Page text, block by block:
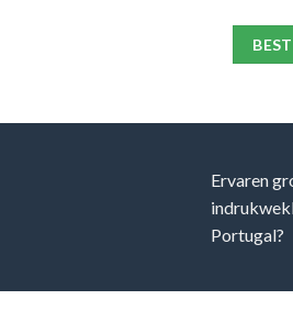
Ervaren
Portugal?